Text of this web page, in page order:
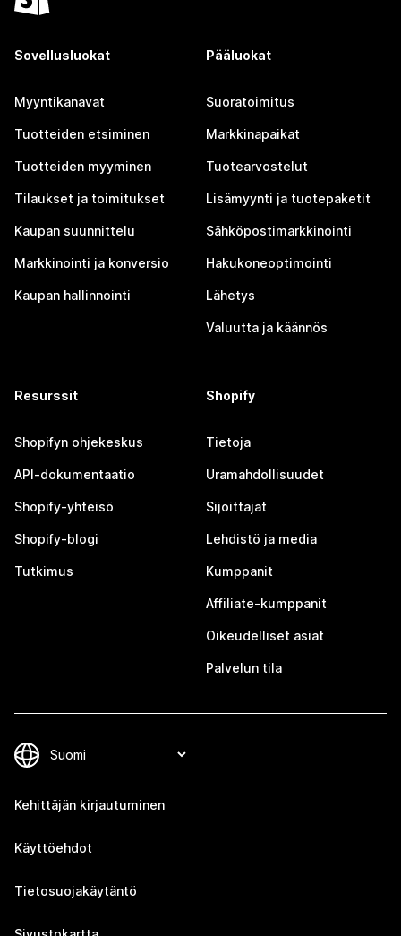
Sovellusluokat
Myyntikanavat
Tuotteiden etsiminen
Tuotteiden myyminen
Tilaukset ja toimitukset
Kaupan suunnittelu
Markkinointi ja konversio
Kaupan hallinnointi
Pääluokat
Suoratoimitus
Markkinapaikat
Tuotearvostelut
Lisämyynti ja tuotepaketit
Sähköpostimarkkinointi
Hakukoneoptimointi
Lähetys
Valuutta ja käännös
Resurssit
Shopifyn ohjekeskus
API-dokumentaatio
Shopify-yhteisö
Shopify-blogi
Tutkimus
Shopify
Tietoja
Uramahdollisuudet
Sijoittajat
Lehdistö ja media
Kumppanit
Affiliate-kumppanit
Oikeudelliset asiat
Palvelun tila
Kehittäjän kirjautuminen
Käyttöehdot
Tietosuojakäytäntö